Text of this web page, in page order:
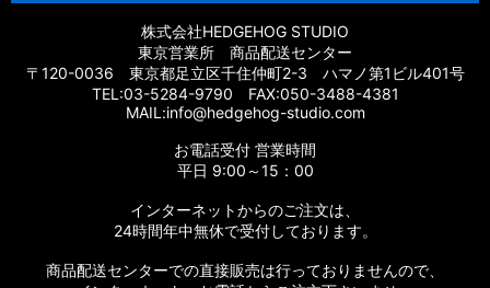
株式会社HEDGEHOG STUDIO
東京営業所 商品配送センター
〒120-0036 東京都足立区千住仲町2-3 ハマノ第1ビル401号
TEL:03-5284-9790 FAX:050-3488-4381
MAIL:info@hedgehog-studio.com
お電話受付 営業時間
平日 9:00～15：00
インターネットからのご注文は、
24時間年中無休で受付しております。
商品配送センターでの直接販売は行っておりませんので、